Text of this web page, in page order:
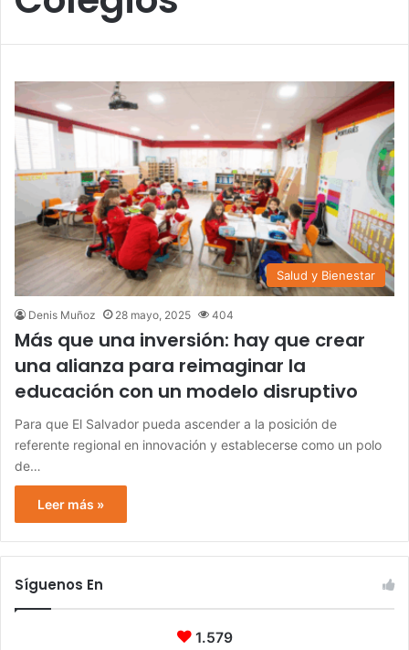
Salud y Bienestar
Denis Muñoz 28 mayo, 2025 404
Más que una inversión: hay que crear
una alianza para reimaginar la
educación con un modelo disruptivo
Para que El Salvador pueda ascender a la posición de
referente regional en innovación y establecerse como un polo
de…
Leer más »
Síguenos En
1.579